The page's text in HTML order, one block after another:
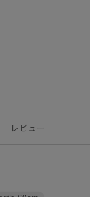
レビュー